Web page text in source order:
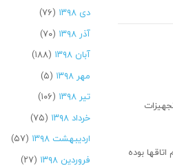
در این ارتباط هزینه شده است که حدود ۴۰ میلیارد تومان آن سهم اتاق‎ها بوده
دی ۱۳۹۸
(۷۶)
آذر ۱۳۹۸
(۷۰)
آبان ۱۳۹۸
(۱۸۸)
مهر ۱۳۹۸
(۵)
تیر ۱۳۹۸
(۱۰۶)
خرداد ۱۳۹۸
(۷۵)
اردیبهشت ۱۳۹۸
(۵۷)
فروردین ۱۳۹۸
(۲۷)